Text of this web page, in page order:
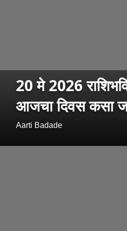
20 मे 2026
आजचा दिवस कसा
Aarti Badade